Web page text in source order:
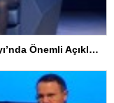
Bakan Gürlek’ten Dijital Medya Çalıştayı’nda Önemli Açıklamalar